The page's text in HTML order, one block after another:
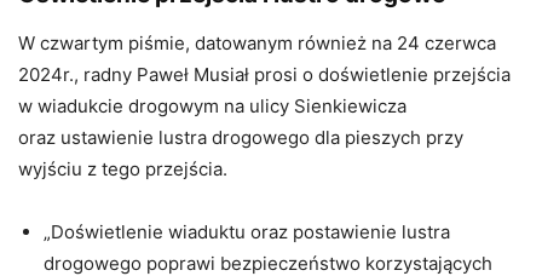
W czwartym piśmie, datowanym również na 24 czerwca
2024r., radny Paweł Musiał prosi o doświetlenie przejścia
w wiadukcie drogowym na ulicy Sienkiewicza
oraz ustawienie lustra drogowego dla pieszych przy
wyjściu z tego przejścia.
„Doświetlenie wiaduktu oraz postawienie lustra
drogowego poprawi bezpieczeństwo korzystających